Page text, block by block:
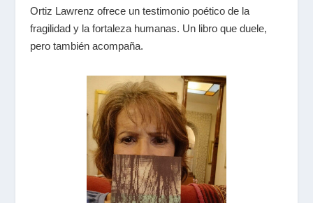
Ortiz Lawrenz ofrece un testimonio poético de la
fragilidad y la fortaleza humanas. Un libro que duele,
pero también acompaña.